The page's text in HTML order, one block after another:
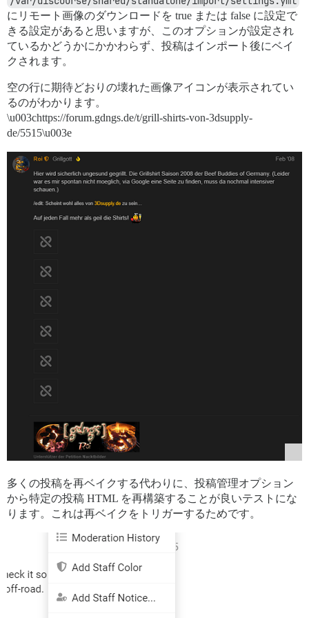
にリモート画像のダウンロードを true または false に設定で
きる設定があると思いますが、このオプションが設定され
ているかどうかにかかわらず、投稿はインポート後にベイ
クされます。
空の行に期待どおりの壊れた画像アイコンが表示されてい
るのがわかります。
\u003chttps://forum.gdngs.de/t/grill-shirts-von-3dsupply-
de/5515\u003e
多くの投稿を再ベイクする代わりに、投稿管理オプション
から特定の投稿 HTML を再構築することが良いテストにな
ります。これは再ベイクをトリガーするためです。